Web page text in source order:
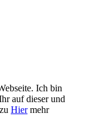
Ich bin
auf dieser und
Hiermehr